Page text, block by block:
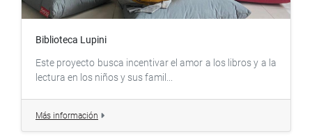
Biblioteca Lupini
Este proyecto busca incentivar el amor a los libros y a la
lectura en los niños y sus famil...
Más información